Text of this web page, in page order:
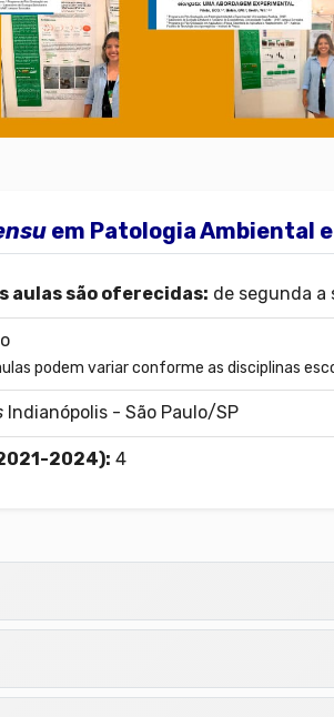
em Patologia Ambiental
aulas são oferecidas: de segunda
podem variar conforme as disciplinas
Indianópolis - São Paulo/SP
2024): 4